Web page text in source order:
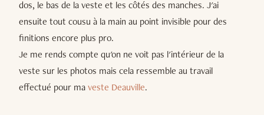
dos, le bas de la veste et les côtés des manches. J'ai
ensuite tout cousu à la main au point invisible pour des
finitions encore plus pro.
Je me rends compte qu'on ne voit pas l'intérieur de la
veste sur les photos mais cela ressemble au travail
effectué pour maveste Deauville.